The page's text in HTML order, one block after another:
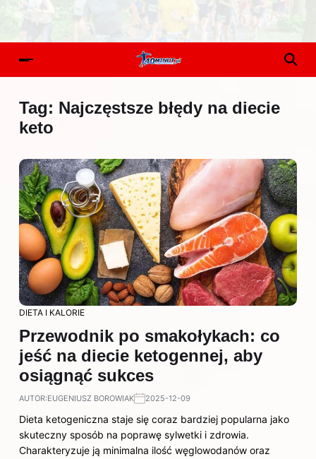
Tag: Najczęstsze błędy na diecie
keto
DIETA I KALORIE
Przewodnik po smakołykach: co
jeść na diecie ketogennej, aby
osiągnąć sukces
AUTOR:EUGENIUSZ BOROWIAK 2025-12-09
Dieta ketogeniczna staje się coraz bardziej popularna jako
skuteczny sposób na poprawę sylwetki i zdrowia.
Charakteryzuje ją minimalna ilość węglowodanów oraz